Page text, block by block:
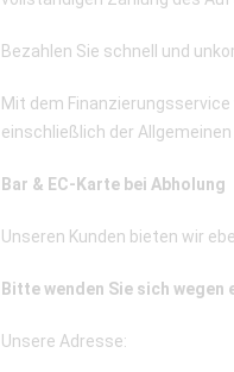
Bezahlen Sie schnell und
Mit dem
einschließlich der
Bar & EC-Karte bei Abholung
Unseren Kunden bieten wir
Bitte wenden Sie sich wegen
Unsere Adresse: